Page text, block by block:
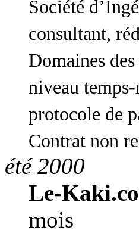
Société
consultant,
Domaines
niveau
protocole de
Contrat non
été 2000
Le-
mois